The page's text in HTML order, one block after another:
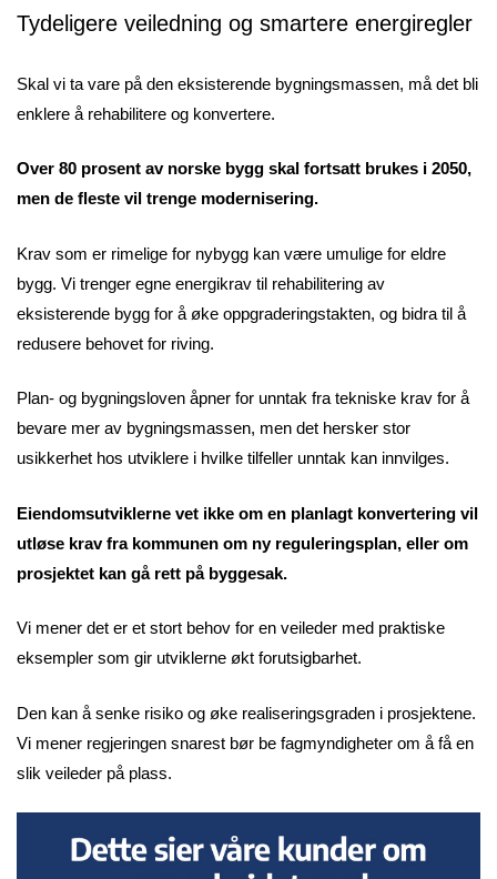
Tydeligere veiledning og smartere energiregler
Skal vi ta vare på den eksisterende bygningsmassen, må det bli
enklere å rehabilitere og konvertere.
Over 80 prosent av norske bygg skal fortsatt brukes i 2050,
men de fleste vil trenge modernisering.
Krav som er rimelige for nybygg kan være umulige for eldre
bygg. Vi trenger egne energikrav til rehabilitering av
eksisterende bygg for å øke oppgraderingstakten, og bidra til å
redusere behovet for riving.
Plan- og bygningsloven åpner for unntak fra tekniske krav for å
bevare mer av bygningsmassen, men det hersker stor
usikkerhet hos utviklere i hvilke tilfeller unntak kan innvilges.
Eiendomsutviklerne vet ikke om en planlagt konvertering vil
utløse krav fra kommunen om ny reguleringsplan, eller om
prosjektet kan gå rett på byggesak.
Vi mener det er et stort behov for en veileder med praktiske
eksempler som gir utviklerne økt forutsigbarhet.
Den kan å senke risiko og øke realiseringsgraden i prosjektene.
Vi mener regjeringen snarest bør be fagmyndigheter om å få en
slik veileder på plass.